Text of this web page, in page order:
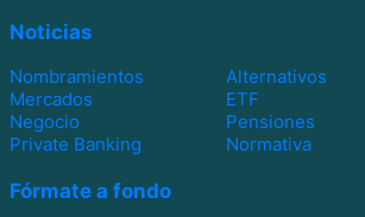
Noticias
Nombramientos
Alternativos
Mercados
ETF
Negocio
Pensiones
Private Banking
Normativa
Fórmate a fondo